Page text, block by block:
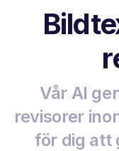
Vår AI
revisorer
för dig att